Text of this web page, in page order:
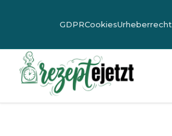
GDPRCookiesUrheberrecht